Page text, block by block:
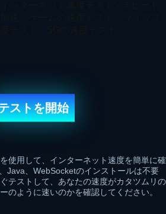
ストを開始
使用して、インターネット速度を簡単に確
Java、WebSocketのインストールは不要
テストして、あなたの速度がカタツムリの
のように速いのかを確認してください。